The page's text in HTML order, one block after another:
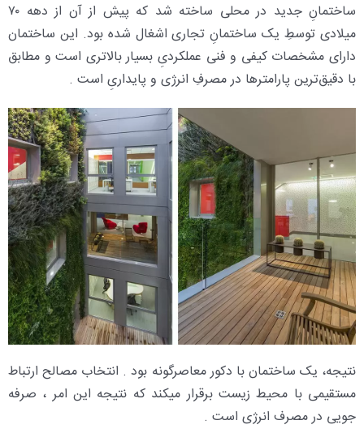
ساختمانِ جدید در محلی ساخته شد که پیش از آن از دهه ۷۰
میلادی توسطِ یک ساختمانِ تجاری اشغال شده بود. این ساختمان
دارای مشخصات کیفی و فنی عملکردیِ بسیار بالاتری است و مطابق
با دقیق‌ترین پارامترها در مصرفِ انرژی و پایداریِ است .
نتیجه، یک ساختمان با دکور معاصرگونه بود . انتخاب مصالح ارتباط
مستقیمی با محیط زیست برقرار میکند که نتیجه این امر ، صرفه
جویی در مصرف انرژی است .